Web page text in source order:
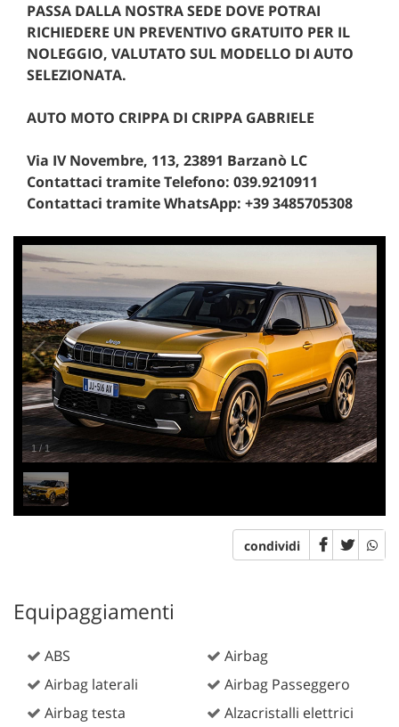
PASSA DALLA NOSTRA SEDE DOVE POTRAI
RICHIEDERE UN PREVENTIVO GRATUITO PER IL
NOLEGGIO, VALUTATO SUL MODELLO DI AUTO
SELEZIONATA.
AUTO MOTO CRIPPA DI CRIPPA GABRIELE
Via IV Novembre, 113, 23891 Barzanò LC
Contattaci tramite Telefono: 039.9210911
Contattaci tramite WhatsApp: +39 3485705308
1 /1
condividi
Equipaggiamenti
ABS
Airbag
Airbag laterali
Airbag Passeggero
Airbag testa
Alzacristalli elettrici